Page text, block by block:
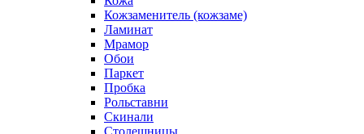
Кожзаменитель (кожзаме)
Ламинат
Мрамор
Обои
Паркет
Пробка
Рольставни
Скинали
Столешницы